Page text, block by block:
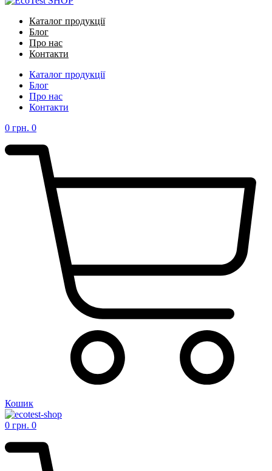
Каталог продукції
Блог
Про нас
Контакти
Каталог продукції
Блог
Про нас
Контакти
0 грн. 0
Кошик
0 грн. 0